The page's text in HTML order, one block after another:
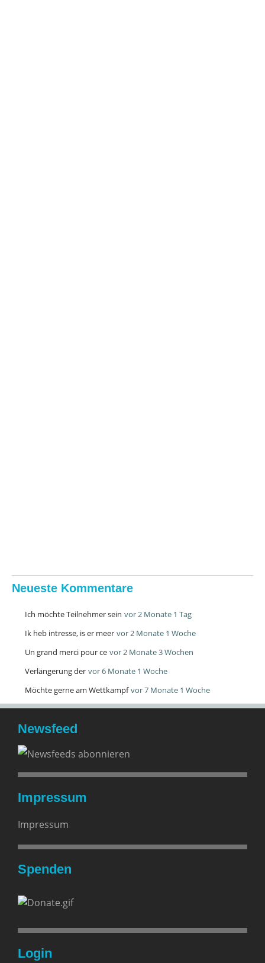
Neueste Kommentare
Ich möchte Teilnehmer sein vor 2 Monate 1 Tag
Ik heb intresse, is er meer vor 2 Monate 1 Woche
Un grand merci pour ce vor 2 Monate 3 Wochen
Verlängerung der vor 6 Monate 1 Woche
Möchte gerne am Wettkampf vor 7 Monate 1 Woche
Newsfeed
Impressum
Impressum
Spenden
Login